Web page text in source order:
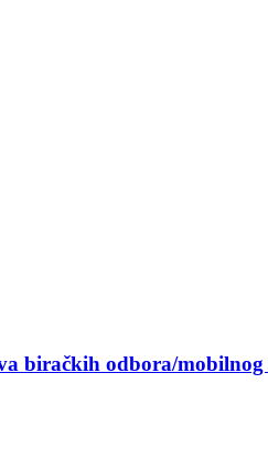
biračkih odbora/